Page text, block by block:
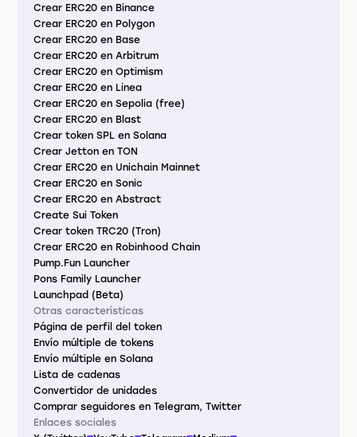
Crear ERC20 en Binance
Crear ERC20 en Polygon
Crear ERC20 en Base
Crear ERC20 en Arbitrum
Crear ERC20 en Optimism
Crear ERC20 en Linea
Crear ERC20 en Sepolia (free)
Crear ERC20 en Blast
Crear token SPL en Solana
Crear Jetton en TON
Crear ERC20 en Unichain Mainnet
Crear ERC20 en Sonic
Crear ERC20 en Abstract
Create Sui Token
Crear token TRC20 (Tron)
Crear ERC20 en Robinhood Chain
Pump.Fun Launcher
Pons Family Launcher
Launchpad (Beta)
Otras características
Página de perfil del token
Envío múltiple de tokens
Envío múltiple en Solana
Lista de cadenas
Convertidor de unidades
Comprar seguidores en Telegram, Twitter
Enlaces sociales